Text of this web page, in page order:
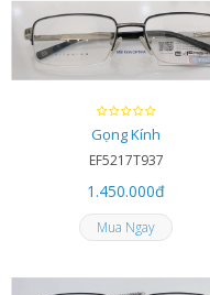
Gọng Kính
EF5217T937
1.450.000đ
Mua Ngay